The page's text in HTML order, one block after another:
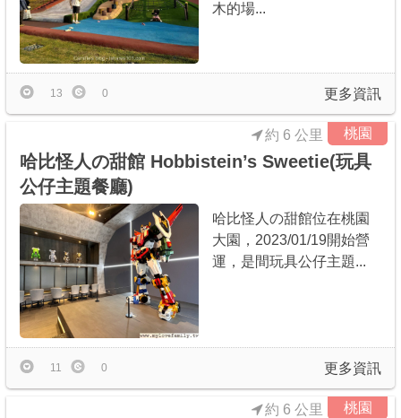
木的場...
更多資訊
13 0
桃園
哈比怪人の甜館 Hobbistein’s Sweetie(玩具
公仔主題餐廳)
約 6 公里
哈比怪人の甜館位在桃園
大園，2023/01/19開始營
運，是間玩具公仔主題...
更多資訊
11 0
桃園
約 6 公里